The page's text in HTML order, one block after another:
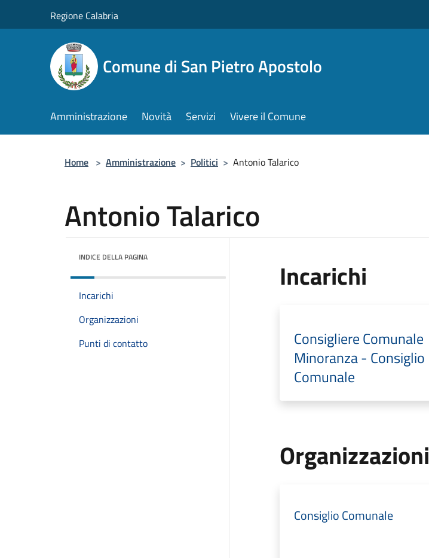
Regione Calabria
Comune di San Pietro Apostolo
Amministrazione Novità Servizi Vivere il Comune
Home > Amministrazione > Politici > Antonio Talarico
Antonio Talarico
INDICE DELLA PAGINA
Incarichi
Organizzazioni
Punti di contatto
Incarichi
Consigliere Comunale
Minoranza - Consiglio
Comunale
Organizzazioni
Consiglio Comunale